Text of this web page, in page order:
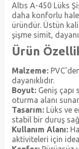
Altıs A-450 Lüks
daha konforlu
üründür. Üstün
şişme simit,
Ürün
Malzeme:
dayanıklıdır.
Boyut:Geniş çapı
oturma alanı
Tasarım:Lüks ve
stabil bir duruş
Kullanım Alanı:
aktiviteleri için